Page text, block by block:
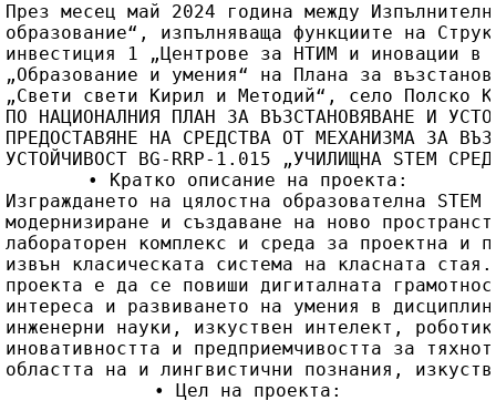
През месец май 2024 година между
образование“, изпълняваща функциите на
инвестиция 1 „Центрове за НТИМ и иновации в
„Образование и умения“ на Плана за
„Свети свети Кирил и Методий“, село Полско
ПО НАЦИОНАЛНИЯ ПЛАН ЗА ВЪЗСТАНОВЯВАНЕ И
ПРЕДОСТАВЯНЕ НА СРЕДСТВА ОТ МЕХАНИЗМА ЗА
УСТОЙЧИВОСТ BG-RRP-1.015 „УЧИЛИЩНА STEM
• Кратко описание на проекта:
Изграждането на цялостна образователна
модернизиране и създаване на ново
лабораторен комплекс и среда за проектна и
извън класическата система на класната
проекта е да се повиши дигиталната
интереса и развиването на умения в
инженерни науки, изкуствен интелект,
иновативността и предприемчивостта за
областта на и лингвистични познания,
• Цел на проекта: